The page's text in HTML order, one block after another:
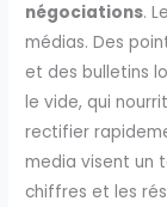
négociations.
médias. Des
et des bulletins
le vide, qui
rectifier
media visent un
chiffres et les